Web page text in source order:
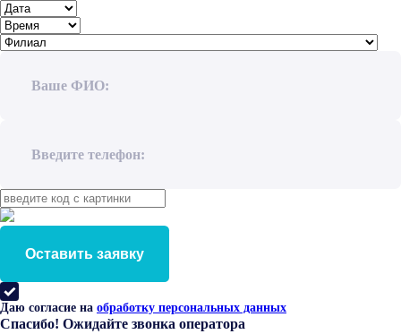
Ваше ФИО:
Введите телефон:
Оставить заявку
Даю согласие на обработку персональных данных
Спасибо! Ожидайте звонка оператора